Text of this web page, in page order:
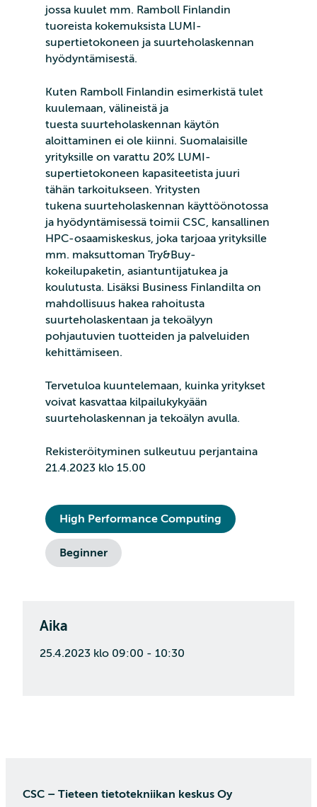
jossa kuulet mm. Ramboll Finlandin
tuoreista kokemuksista LUMI-
supertietokoneen ja suurteholaskennan
hyödyntämisestä.
Kuten Ramboll Finlandin esimerkistä tulet
kuulemaan, välineistä ja
tuesta suurteholaskennan käytön
aloittaminen ei ole kiinni. Suomalaisille
yrityksille on varattu 20% LUMI-
supertietokoneen kapasiteetista juuri
tähän tarkoitukseen. Yritysten
tukena suurteholaskennan käyttöönotossa
ja hyödyntämisessä toimii CSC, kansallinen
HPC-osaamiskeskus, joka tarjoaa yrityksille
mm. maksuttoman Try&Buy-
kokeilupaketin, asiantuntijatukea ja
koulutusta. Lisäksi Business Finlandilta on
mahdollisuus hakea rahoitusta
suurteholaskentaan ja tekoälyyn
pohjautuvien tuotteiden ja palveluiden
kehittämiseen.
Tervetuloa kuuntelemaan, kuinka yritykset
voivat kasvattaa kilpailukykyään
suurteholaskennan ja tekoälyn avulla.
Rekisteröityminen sulkeutuu perjantaina
21.4.2023 klo 15.00
High Performance Computing
Beginner
Aika
25.4.2023 klo 09:00 - 10:30
CSC – Tieteen tietotekniikan keskus Oy